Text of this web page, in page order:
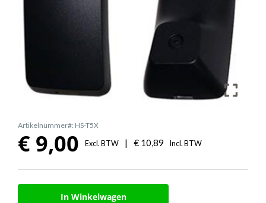
Artikelnummer#: HS-T5X
€ 9,00 Excl. BTW | € 10,89 Incl. BTW
In Winkelwagen